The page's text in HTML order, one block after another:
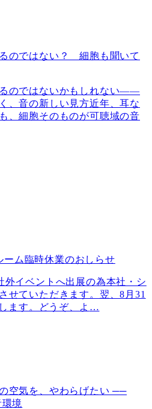
のではない？ 細胞も聞いて
のではないかもしれない――
、音の新しい見方近年、耳な
、細胞そのものが可聴域の音
ム臨時休業のおしらせ
外イベントへ出展の為本社・シ
せていただきます。翌、8月31
ます。どうぞ、よ …
空気を、やわらげたい ──
境